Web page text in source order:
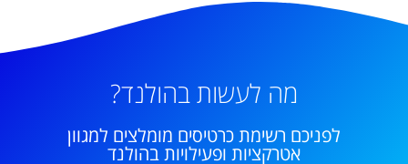
מה לעשות בהולנד?
לפניכם רשימת כרטיסים מומלצים למגוון
אטרקציות ופעילויות בהולנד